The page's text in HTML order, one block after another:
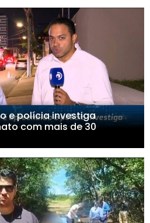
e polícia investiga
com mais de 30